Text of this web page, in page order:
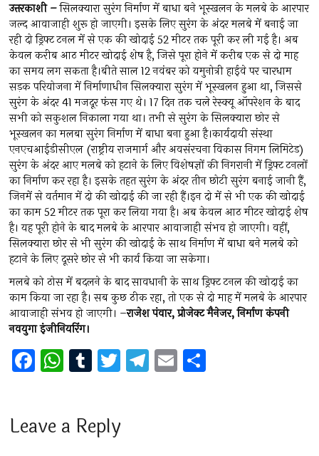
उत्तरकाशी –सिलक्यारा सुरंग निर्माण में बाधा बने भूस्खलन के मलबे के आरपार
जल्द आवाजाही शुरू हो जाएगी। इसके लिए सुरंग के अंदर मलबे में बनाई जा
रही दो ड्रिफ्ट टनल में से एक की खोदाई 52 मीटर तक पूरी कर ली गई है। अब
केवल करीब आठ मीटर खोदाई शेष है, जिसे पूरा होने में करीब एक से दो माह
का समय लग सकता है।बीते साल 12 नवंबर को यमुनोत्री हाईवे पर चारधाम
सड़क परियोजना में निर्माणाधीन सिलक्यारा सुरंग में भूस्खलन हुआ था, जिससे
सुरंग के अंदर 41 मजदूर फंस गए थे। 17 दिन तक चले रेस्क्यू ऑपरेशन के बाद
सभी को सकुशल निकाला गया था। तभी से सुरंग के सिलक्यारा छोर से
भूस्खलन का मलबा सुरंग निर्माण में बाधा बना हुआ है।कार्यदायी संस्था
एनएचआईडीसीएल (राष्ट्रीय राजमार्ग और अवसंरचना विकास निगम लिमिटेड)
सुरंग के अंदर आए मलबे को हटाने के लिए विशेषज्ञों की निगरानी में ड्रिफ्ट टनलों
का निर्माण कर रहा है। इसके तहत सुरंग के अंदर तीन छोटी सुरंग बनाई जानी हैं,
जिनमें से वर्तमान में दो की खोदाई की जा रही हैं।इन दो में से भी एक की खोदाई
का काम 52 मीटर तक पूरा कर लिया गया है। अब केवल आठ मीटर खोदाई शेष
है। यह पूरी होने के बाद मलबे के आरपार आवाजाही संभव हो जाएगी। वहीं,
सिलक्यारा छोर से भी सुरंग की खोदाई के साथ निर्माण में बाधा बने मलबे को
हटाने के लिए दूसरे छोर से भी कार्य किया जा सकेगा।
मलबे को ठोस में बदलने के बाद सावधानी के साथ ड्रिफ्ट टनल की खोदाई का
काम किया जा रहा है। सब कुछ ठीक रहा, तो एक से दो माह में मलबे के आरपार
आवाजाही संभव हो जाएगी। –राजेश पंवार, प्रोजेक्ट मैनेजर, निर्माण कंपनी
नवयुगा इंजीनियरिंग।
F
a
b
W
h
s
T
u
bl
T
wi
er
T
el
E
m
Leave a Reply